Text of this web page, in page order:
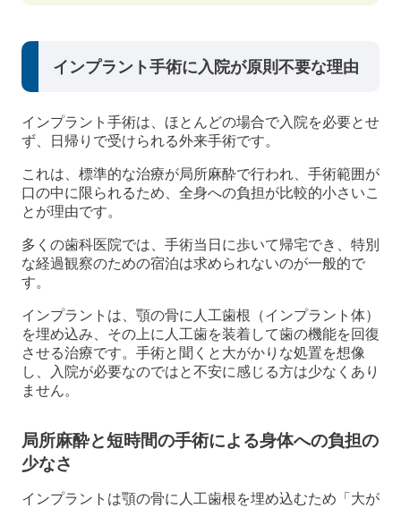
インプラント手術に入院が原則不要な理由
インプラント手術は、ほとんどの場合で入院を必要とせ
ず、日帰りで受けられる外来手術です。
これは、標準的な治療が局所麻酔で行われ、手術範囲が
口の中に限られるため、全身への負担が比較的小さいこ
とが理由です。
多くの歯科医院では、手術当日に歩いて帰宅でき、特別
な経過観察のための宿泊は求められないのが一般的で
す。
インプラントは、顎の骨に人工歯根（インプラント体）
を埋め込み、その上に人工歯を装着して歯の機能を回復
させる治療です。手術と聞くと大がかりな処置を想像
し、入院が必要なのではと不安に感じる方は少なくあり
ません。
局所麻酔と短時間の手術による身体への負担の
少なさ
インプラントは顎の骨に人工歯根を埋め込むため「大が